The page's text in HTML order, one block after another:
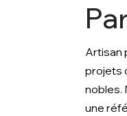
Artisan
projets
nobles.
une